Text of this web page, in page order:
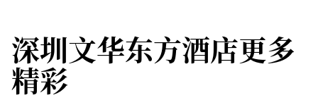
深圳文华东方酒店更多
精彩